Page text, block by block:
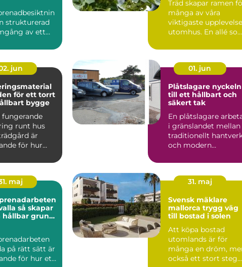
strukturerad
av ett
Träd skapar ramen
många av våra
viktigaste
utomhus. En allé som
...
jun
för ett torrt
bygge
fungerande
runt hus
är
för hur
01. jun
Plåtslagare nyckeln
till ett hållbart och
säkert tak
En plåtslagare
i gränslandet mellan
traditionellt
och modern
hand...
maj
skapar
hållbar grund
på rätt sätt är
för hur ett
31. maj
Svensk mäklare
mallorca trygg väg
till bostad i solen
Att köpa bostad
utomlands är för
många en dröm,
också ett stort steg.